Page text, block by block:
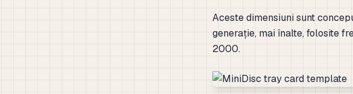
Aceste dimensiuni sunt
generație, mai înalte, folosite
2000.